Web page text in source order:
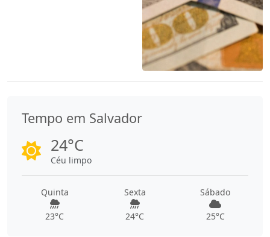
Tempo em Salvador
24°C
Céu limpo
Quinta
23°C
Sexta
24°C
Sábado
25°C